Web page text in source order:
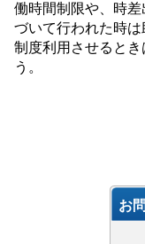
働時間制限や、時
づいて行われた時は
制度利用させると
う。
お